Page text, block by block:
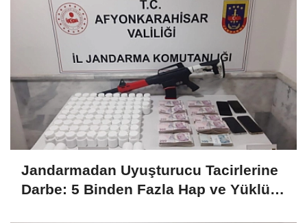
Jandarmadan Uyuşturucu Tacirlerine
Darbe: 5 Binden Fazla Hap ve Yüklü